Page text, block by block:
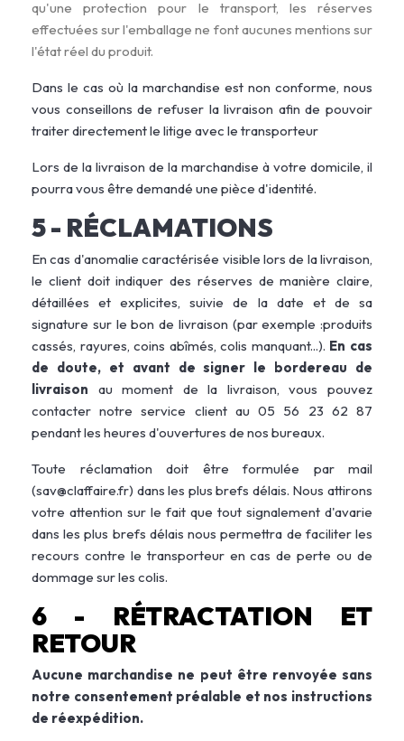
qu'une protection pour le transport, les réserves
effectuées sur l'emballage ne font aucunes mentions sur
l'état réel du produit.
Dans le cas où la marchandise est non conforme, nous
vous conseillons de refuser la livraison afin de pouvoir
traiter directement le litige avec le transporteur
Lors de la livraison de la marchandise à votre domicile, il
pourra vous être demandé une pièce d'identité.
5 - RÉCLAMATIONS
En cas d'anomalie caractérisée visible lors de la livraison,
le client doit indiquer des réserves de manière claire,
détaillées et explicites, suivie de la date et de sa
signature sur le bon de livraison (par exemple :produits
cassés, rayures, coins abîmés, colis manquant...). En cas
de doute, et avant de signer le bordereau de
livraison au moment de la livraison, vous pouvez
contacter notre service client au 05 56 23 62 87
pendant les heures d'ouvertures de nos bureaux.
Toute réclamation doit être formulée par mail
(sav@claffaire.fr) dans les plus brefs délais. Nous attirons
votre attention sur le fait que tout signalement d'avarie
dans les plus brefs délais nous permettra de faciliter les
recours contre le transporteur en cas de perte ou de
dommage sur les colis.
6 - RÉTRACTATION ET
RETOUR
Aucune marchandise ne peut être renvoyée sans
notre consentement préalable et nos instructions
de réexpédition.